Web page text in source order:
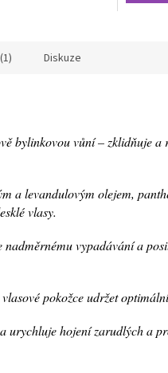
Diskuze
bylinkovou vůní – zklidňuje a
a levandulovým olejem,
vlasy.
vypadávání a
pokožce udržet
urychluje hojení zarudlých a